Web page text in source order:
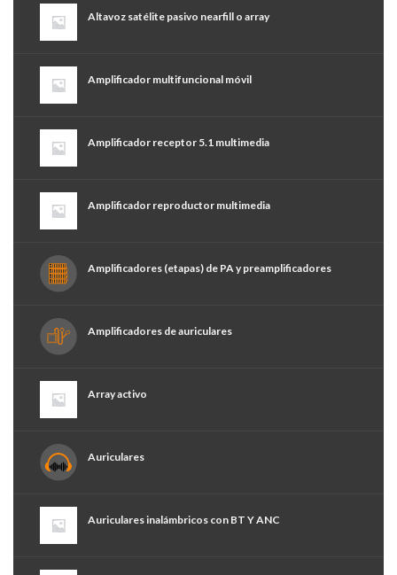
Altavoz satélite pasivo nearfill o array
Amplificador multifuncional móvil
Amplificador receptor 5.1 multimedia
Amplificador reproductor multimedia
Amplificadores (etapas) de PA y preamplificadores
Amplificadores de auriculares
Array activo
Auriculares
Auriculares inalámbricos con BT Y ANC